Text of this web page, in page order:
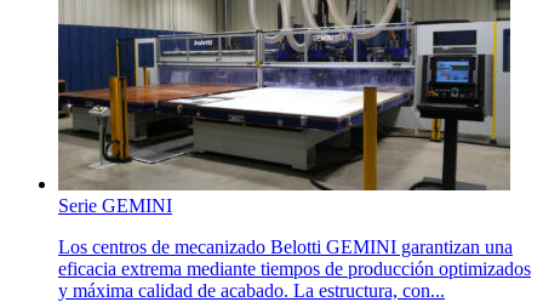
Serie GEMINI
Los centros de mecanizado Belotti GEMINI garantizan una
eficacia extrema mediante tiempos de producción optimizados
y máxima calidad de acabado. La estructura, con...